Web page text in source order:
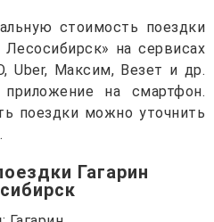
стоимость поездки
на сервисах
Uber, Максим, Везет и др.
на смартфон.
поездки можно уточнить
Гагарин